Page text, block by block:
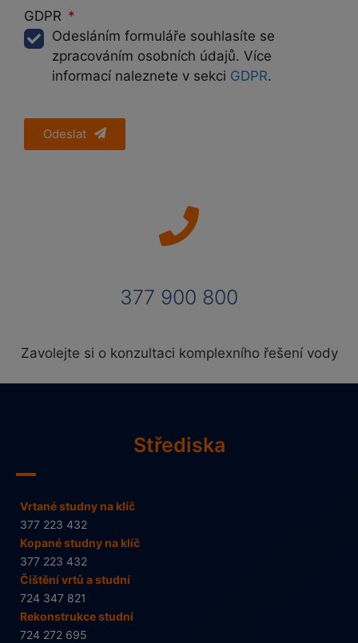
GDPR
Odesláním formuláře souhlasíte se
zpracováním osobních údajů. Více
informací naleznete v sekci GDPR.
Odeslat
377 900 800
Zavolejte si o konzultaci komplexního řešení vody
Střediska
Vrtané studny na klíč
377 223 432
Kopané studny na klíč
377 223 432
Čištění vrtů a studní
724 347 821
Rekonstrukce studní
724 272 695